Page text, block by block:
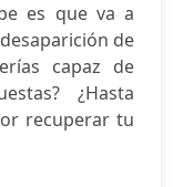
es que va a
de
capaz de
¿Hasta
recuperar tu